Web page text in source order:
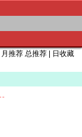
月推荐 总推荐
日收藏